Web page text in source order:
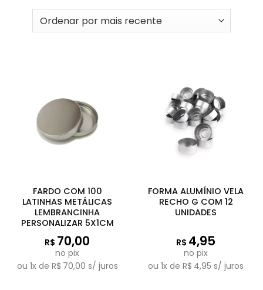
FARDO COM 100
LATINHAS METÁLICAS
LEMBRANCINHA
PERSONALIZAR 5X1CM
R$ 70,00
no pix
ou 1x de R$ 70,00 s/ juros
FORMA ALUMÍNIO VELA
RECHO G COM 12
UNIDADES
R$ 4,95
no pix
ou 1x de R$ 4,95 s/ juros